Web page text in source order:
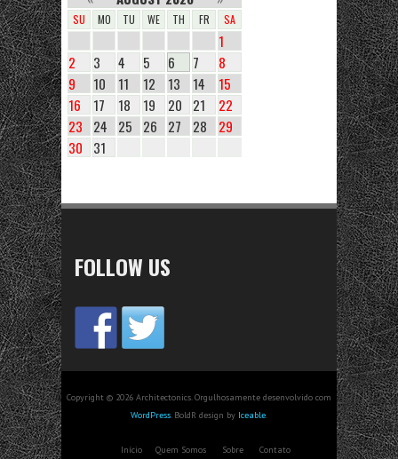
SU MO TU WE TH FR SA
1
2
3 4 5 6 7
8
9
10 11 12 13 14
15
16
17 18 19 20 21
22
23
24 25 26 27 28
29
30
31
FOLLOW US
Copyright © 2026 Architectonics. Orgulhosamente desenvolvido com
WordPress. BoldR design by Iceable.
Início Quem Somos Sobre Contato